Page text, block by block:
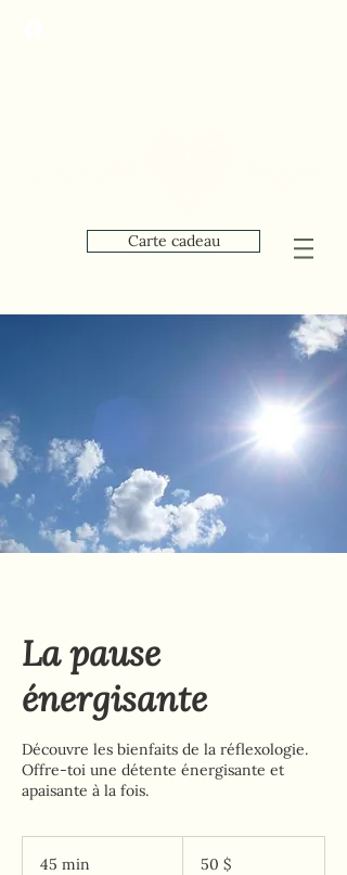
Carte cadeau
La pause
énergisante
Découvre les bienfaits de la réflexologie.
Offre-toi une détente énergisante et
apaisante à la fois.
45 min
canadiens
50 $